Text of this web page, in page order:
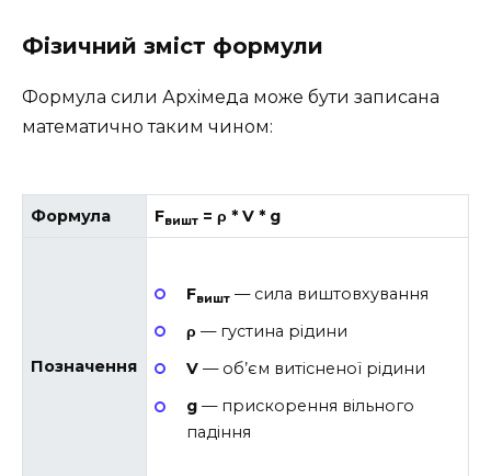
Фізичний зміст формули
Формула сили Архімеда може бути записана
математично таким чином:
Формула Fвишт = ρ * V * g
Позначення
Fвишт— сила виштовхування
ρ — густина рідини
V— об’єм витісненої рідини
g— прискорення вільного
падіння